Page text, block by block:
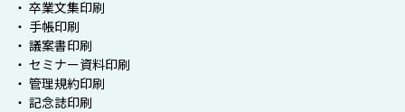
・ 卒業文集印刷
・ 手帳印刷
・ 議案書印刷
・ セミナー資料印刷
・ 管理規約印刷
・ 記念誌印刷